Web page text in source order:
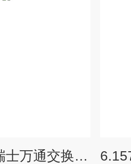
6.2726.090瑞士万通交换单元及耗材防扩散阀